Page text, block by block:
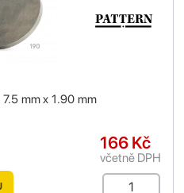
mm x 1.90 mm
166 Kč
včetně DPH